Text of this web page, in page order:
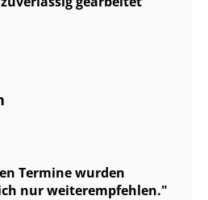
Termine wurden
nur weiterempfehlen.